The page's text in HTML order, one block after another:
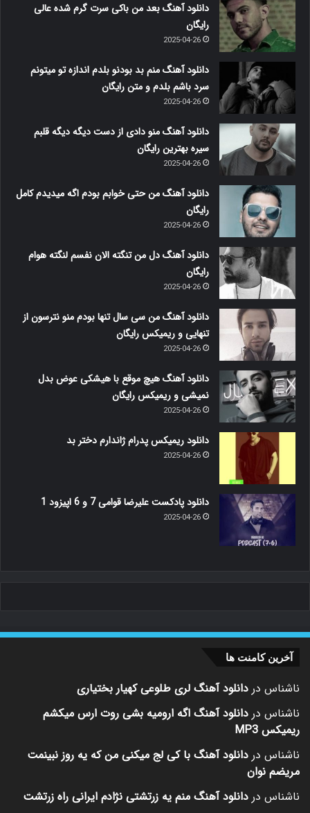
دانلود آهنگ بعد من باکی سرت گرم شده عالی
رایگان
2025-04-26
دانلود آهنگ منم بد بودنو بلدم اندازه تو میتونم
سرد باشم بلدم و متن رایگان
2025-04-26
دانلود آهنگ منو دادی از دست دیگه دیگه قلبم
سیره بهترین رایگان
2025-04-26
دانلود آهنگ من حتی خوابم بودم اگه میدیدم کامل
رایگان
2025-04-26
دانلود آهنگ دل من تنگته الان نفسم لنگته هوام
رایگان
2025-04-26
دانلود آهنگ من سی سال تنها بودم منو نترسون از
تنهایی و ریمیکس رایگان
2025-04-26
دانلود آهنگ هیچ موقع با هیشکی عوض بدل
نمیشی و ریمیکس رایگان
2025-04-26
دانلود ریمیکس پدرام ژاندارم دختر بد
2025-04-26
دانلود پادکست علیرضا قوامی 7 و 6 اپیزود 1
2025-04-26
آخرین کامنت ها
ناشناس در دانلود آهنگ لری طلوعی کهیار بختیاری
ناشناس در دانلود آهنگ اگه ارومیه بشی روت ارس میکشم
ریمیکس MP3
ناشناس در دانلود آهنگ با کی لج میکنی من که یه روز نبینمت
مریضم نوان
ناشناس در دانلود آهنگ منم یه زرتشتی نژادم ایرانی راه زرتشت